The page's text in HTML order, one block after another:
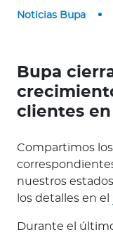
Noticias Bupa
Bupa
clientes
Compartimos
nuestros
los detalles en el
Durante el